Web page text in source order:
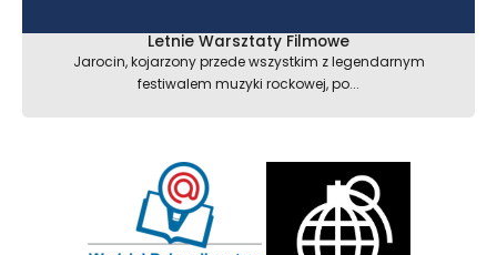
Letnie Warsztaty Filmowe
Jarocin, kojarzony przede wszystkim z legendarnym
festiwalem muzyki rockowej, po...